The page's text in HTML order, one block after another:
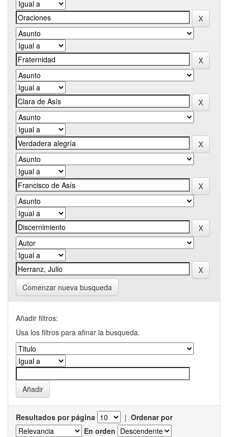
Comenzar nueva busqueda
Añadir filtros:
Usa los filtros para afinar la busqueda.
Resultados por página | Ordenar por
En orden